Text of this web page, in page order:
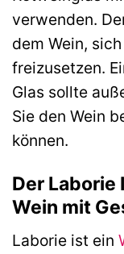
verwenden.
dem Wein,
freizusetzen.
Glas sollte
Sie den Wein
können.
Der Laborie
Wein mit
Laborie ist ein